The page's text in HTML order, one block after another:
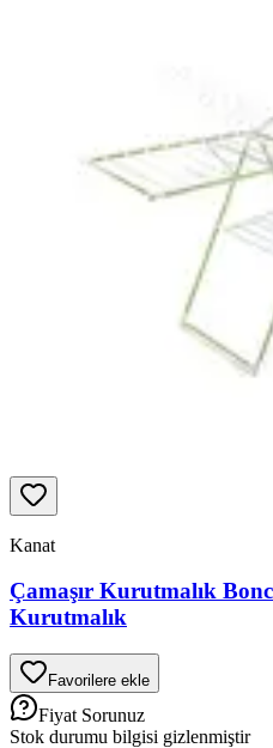
Kanat
Çamaşır Kurutmalık
Kurutmalık
Favorilere ekle
Fiyat Sorunuz
Stok durumu bilgisi gizlenmiştir